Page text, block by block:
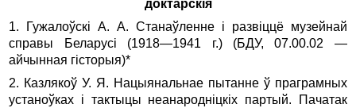
доктарскія
1. Гужалоўскі А. А. Станаўленне і развіццё музейнай
справы Беларусі (1918—1941 г.) (БДУ, 07.00.02 —
айчынная гісторыя)*
2. Казлякоў У. Я. Нацыянальнае пытанне ў праграмных
уста­ноў­ках і тактыцы неанародніцкіх партый. Пачатак